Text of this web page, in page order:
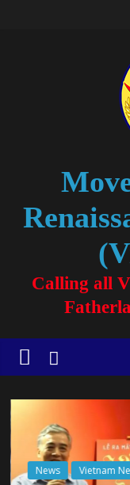
Calling all
News Vietnam